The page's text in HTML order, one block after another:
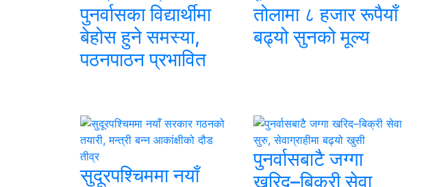
पुनर्वासका विद्यार्थीमा
बेहोस हुने समस्या,
पठनपाठन प्रभावित
तोलामा ८ हजार रूपैयाँ
बढ्यो सुनको मूल्य
सुदूरपश्चिममा नयाँ
पुनर्वासबाटै जग्गा
खरिद–बिक्री सेवा